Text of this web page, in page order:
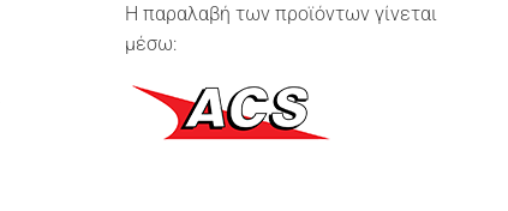
Η παραλαβή των προϊόντων γίνεται
μέσω: